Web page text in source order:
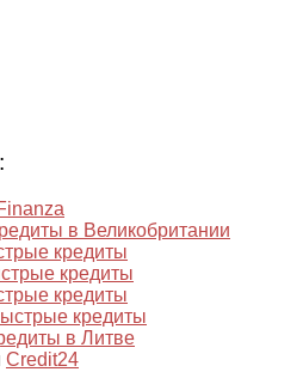
в Великобритании
кредиты
кредиты
кредиты
кредиты
в Литве
Credit24